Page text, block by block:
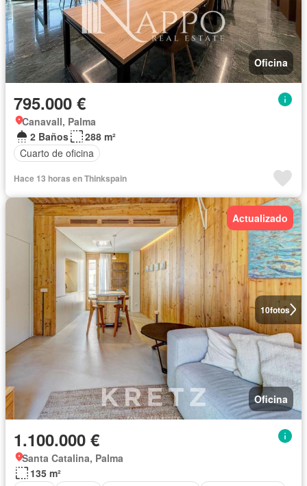
Oficina
795.000 €
Canavall, Palma
2 Baños
288 m²
Cuarto de oficina
Hace 13 horas en Thinkspain
10fotos
Actualizado
Oficina
1.100.000 €
Santa Catalina, Palma
135 m²